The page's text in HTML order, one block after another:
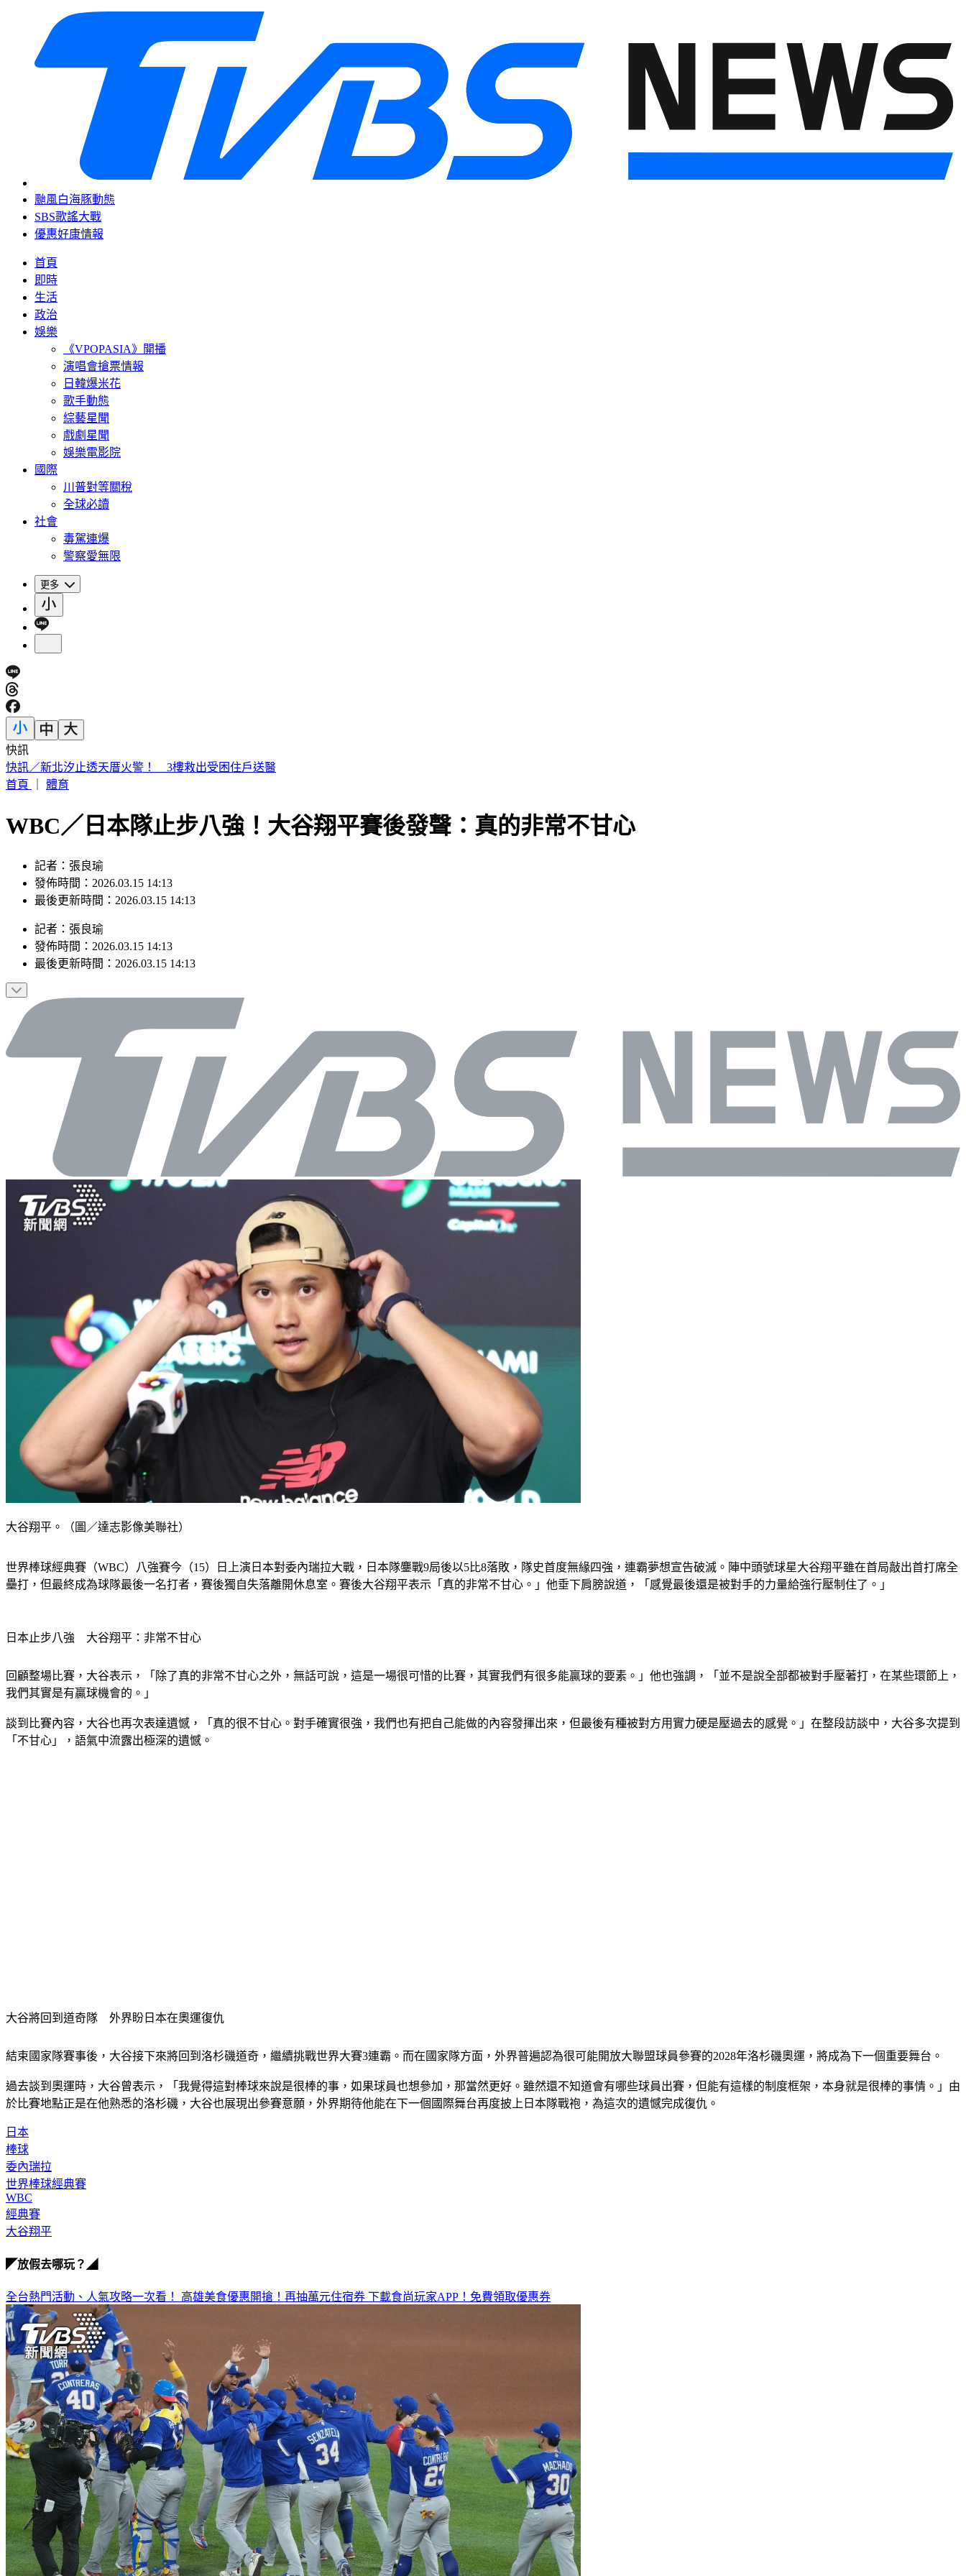
颱風白海豚動態
SBS歌謠大戰
優惠好康情報
首頁
即時
生活
政治
娛樂
《VPOPASIA》開播
演唱會搶票情報
日韓爆米花
歌手動態
綜藝星聞
戲劇星聞
娛樂電影院
國際
川普對等關稅
全球必讀
社會
毒駕連爆
警察愛無限
更多
快訊
快訊／新北汐止透天厝火警！ 3樓救出受困住戶送醫
首頁
體育
WBC／日本隊止步八強！大谷翔平賽後發聲：真的非常不甘心
記者：張良瑜
發佈時間：2026.03.15 14:13
最後更新時間：2026.03.15 14:13
記者 ： 張良瑜
發佈時間： 2026.03.15 14:13
最後更新時間： 2026.03.15 14:13
大谷翔平。（圖／達志影像美聯社）
世界棒球經典賽（WBC）八強賽今（15）日上演日本對委內瑞拉大戰，日本隊鏖戰9局後以5比8落敗，隊史首度無緣四強，連霸夢想宣告破滅。陣中頭號球星大谷翔平雖在首局敲出首打席全
壘打，但最終成為球隊最後一名打者，賽後獨自失落離開休息室。賽後大谷翔平表示「真的非常不甘心。」他垂下肩膀說道，「感覺最後還是被對手的力量給強行壓制住了。」
日本止步八強　大谷翔平：非常不甘心
回顧整場比賽，大谷表示，「除了真的非常不甘心之外，無話可說，這是一場很可惜的比賽，其實我們有很多能贏球的要素。」他也強調，「並不是說全部都被對手壓著打，在某些環節上，
我們其實是有贏球機會的。」
談到比賽內容，大谷也再次表達遺憾，「真的很不甘心。對手確實很強，我們也有把自己能做的內容發揮出來，但最後有種被對方用實力硬是壓過去的感覺。」在整段訪談中，大谷多次提到
「不甘心」，語氣中流露出極深的遺憾。
大谷將回到道奇隊　外界盼日本在奧運復仇
結束國家隊賽事後，大谷接下來將回到洛杉磯道奇，繼續挑戰世界大賽3連霸。而在國家隊方面，外界普遍認為很可能開放大聯盟球員參賽的2028年洛杉磯奧運，將成為下一個重要舞台。
過去談到奧運時，大谷曾表示，「我覺得這對棒球來說是很棒的事，如果球員也想參加，那當然更好。雖然還不知道會有哪些球員出賽，但能有這樣的制度框架，本身就是很棒的事情。」由
於比賽地點正是在他熟悉的洛杉磯，大谷也展現出參賽意願，外界期待他能在下一個國際舞台再度披上日本隊戰袍，為這次的遺憾完成復仇。
日本
棒球
委內瑞拉
世界棒球經典賽
WBC
經典賽
大谷翔平
◤放假去哪玩？◢
全台熱門活動、人氣攻略一次看！ 高雄美食優惠開搶！再抽萬元住宿券 下載食尚玩家APP！免費領取優惠券